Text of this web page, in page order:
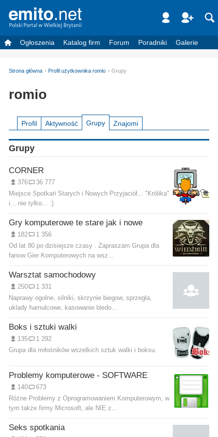
Ogłoszenia Katalog firm Forum Poradniki Galerie
Strona główna Profil użytkownika romio Grupy
romio
Profil Aktywność Grupy Znajomi
Grupy
CORNER
376
36 777
Miejsce Spotkań Starych i Nowych Przyjaciół... "Królika"
i... nie tylko... :)
Gry komputerowe te stare jak i nowe
182
1 356
Od lat 80 po dzisiejsze czasy . Zapraszam Grupa dla
fanow Gier Komputerowych na wsz...
Warsztat samochodowy
250
1 331
Naprawy ogolne, silniki, skrzynie biegow, sprzegla,
uklady hamulcowe, kasowanie bledo...
Boks i sztuki walki
135
1 292
Grupa dla miłośników wszelkich sztuk walki i boksu.
Problemy komputerowe - SOFTWARE
140
673
Różne Problemy z Oprogramowaniem Komputerowym, w
tym także firmy Microsoft, ale NIE z...
Seks spotkania